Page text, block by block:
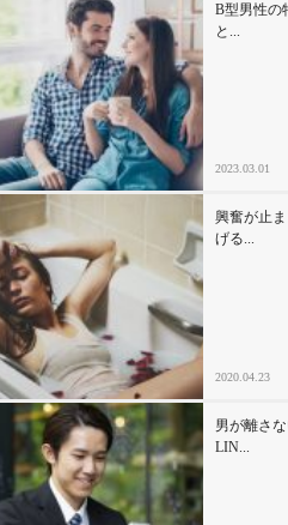
心の処方箋
カルチャー・トレンド・芸能
驚き
B型男性の
と...
2023.03.01
興奮が止
げる...
2020.04.23
男が離さ
LIN...